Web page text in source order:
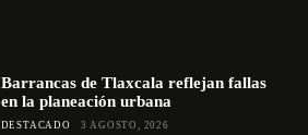
Barrancas de Tlaxcala reflejan fallas
en la planeación urbana
DESTACADO 3 AGOSTO, 2026